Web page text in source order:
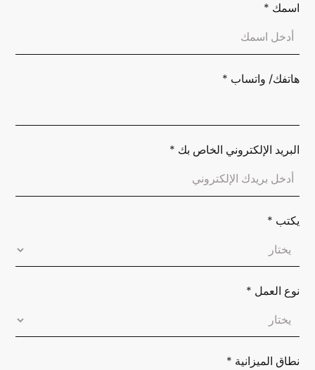
اسمك *
هاتفك/ واتساب *
البريد الإلكتروني الخاص بك *
يكتب *
نوع العمل *
نطاق الميزانية *